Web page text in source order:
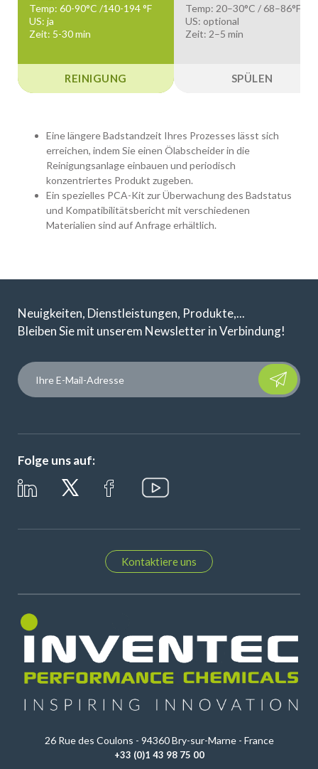
Temp: 60-90°C /140-194 °F
US: ja
Zeit: 5-30 min
REINIGUNG
Temp: 20–30°C / 68–86°F
US: optional
Zeit: 2–5 min
SPÜLEN
Eine längere Badstandzeit Ihres Prozesses lässt sich
erreichen, indem Sie einen Ölabscheider in die
Reinigungsanlage einbauen und periodisch
konzentriertes Produkt zugeben.
Ein spezielles PCA-Kit zur Überwachung des Badstatus
und Kompatibilitätsbericht mit verschiedenen
Materialien sind auf Anfrage erhältlich.
Neuigkeiten, Dienstleistungen, Produkte,...
Bleiben Sie mit unserem Newsletter in Verbindung!
Please
Folge uns auf:
Kontaktiere uns
26 Rue des Coulons - 94360 Bry-sur-Marne - France
+33 (0)1 43 98 75 00